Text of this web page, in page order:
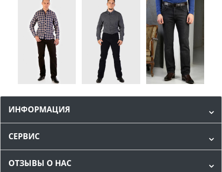
ИНФОРМАЦИЯ
СЕРВИС
ОТЗЫВЫ О НАС